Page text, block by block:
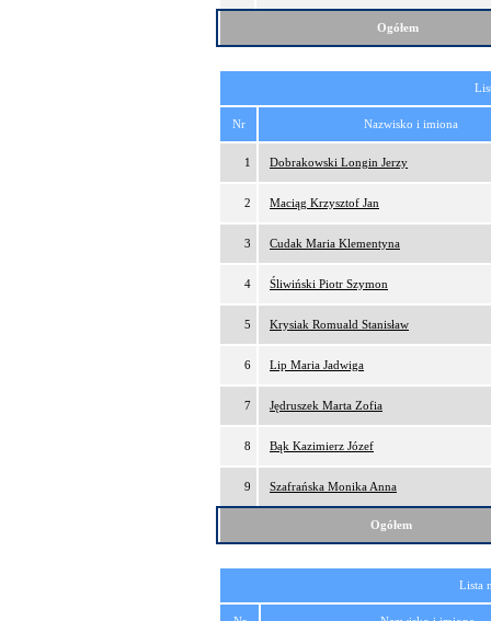
Ogółem
Nr Nazwisko i imiona
1 Dobrakowski Longin Jerzy
2 Maciąg Krzysztof Jan
3 Cudak Maria Klementyna
4 Śliwiński Piotr Szymon
5 Krysiak Romuald Stanisław
6 Lip Maria Jadwiga
7 Jędruszek Marta Zofia
8 Bąk Kazimierz Józef
9 Szafrańska Monika Anna
Ogółem
Lista